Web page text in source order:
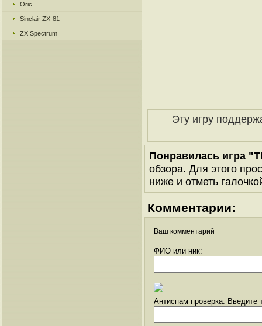
Oric
Sinclair ZX-81
ZX Spectrum
Эту игру
Понравилась игра
обзора. Для этого
ниже и отметь
Комментарии:
Ваш комментарий
ФИО или ник:
Антиспам проверка: Введите